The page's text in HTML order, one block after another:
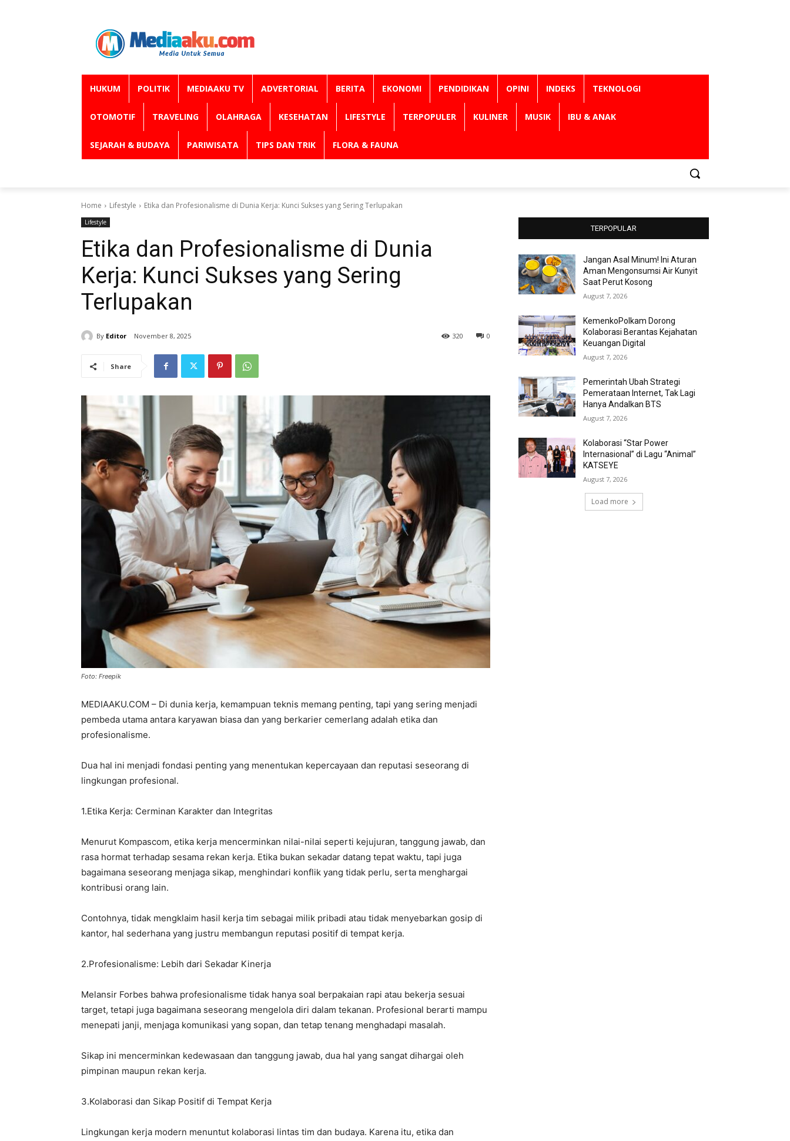
HUKUM POLITIK MEDIAAKU TV ADVERTORIAL BERITA EKONOMI PENDIDIKAN OPINI INDEKS TEKNOLOGI
OTOMOTIF TRAVELING OLAHRAGA KESEHATAN LIFESTYLE TERPOPULER KULINER MUSIK IBU & ANAK
SEJARAH & BUDAYA PARIWISATA TIPS DAN TRIK FLORA & FAUNA
Home Lifestyle Etika dan Profesionalisme di Dunia Kerja: Kunci Sukses yang Sering Terlupakan
Lifestyle
Etika dan Profesionalisme di Dunia
Kerja: Kunci Sukses yang Sering
Terlupakan
By Editor November 8, 2025 0
320
Share
Foto: Freepik
MEDIAAKU.COM – Di dunia kerja, kemampuan teknis memang penting, tapi yang sering menjadi
pembeda utama antara karyawan biasa dan yang berkarier cemerlang adalah etika dan
profesionalisme.
Dua hal ini menjadi fondasi penting yang menentukan kepercayaan dan reputasi seseorang di
lingkungan profesional.
1.Etika Kerja: Cerminan Karakter dan Integritas
Menurut Kompascom, etika kerja mencerminkan nilai-nilai seperti kejujuran, tanggung jawab, dan
rasa hormat terhadap sesama rekan kerja. Etika bukan sekadar datang tepat waktu, tapi juga
bagaimana seseorang menjaga sikap, menghindari konflik yang tidak perlu, serta menghargai
kontribusi orang lain.
Contohnya, tidak mengklaim hasil kerja tim sebagai milik pribadi atau tidak menyebarkan gosip di
kantor, hal sederhana yang justru membangun reputasi positif di tempat kerja.
2.Profesionalisme: Lebih dari Sekadar Kinerja
Melansir Forbes bahwa profesionalisme tidak hanya soal berpakaian rapi atau bekerja sesuai
target, tetapi juga bagaimana seseorang mengelola diri dalam tekanan. Profesional berarti mampu
menepati janji, menjaga komunikasi yang sopan, dan tetap tenang menghadapi masalah.
Sikap ini mencerminkan kedewasaan dan tanggung jawab, dua hal yang sangat dihargai oleh
pimpinan maupun rekan kerja.
3.Kolaborasi dan Sikap Positif di Tempat Kerja
Lingkungan kerja modern menuntut kolaborasi lintas tim dan budaya. Karena itu, etika dan
TERPOPULAR
Jangan Asal Minum! Ini Aturan
Aman Mengonsumsi Air Kunyit
Saat Perut Kosong
August 7, 2026
KemenkoPolkam Dorong
Kolaborasi Berantas Kejahatan
Keuangan Digital
August 7, 2026
Pemerintah Ubah Strategi
Pemerataan Internet, Tak Lagi
Hanya Andalkan BTS
August 7, 2026
Kolaborasi “Star Power
Internasional” di Lagu “Animal”
KATSEYE
August 7, 2026
Load more